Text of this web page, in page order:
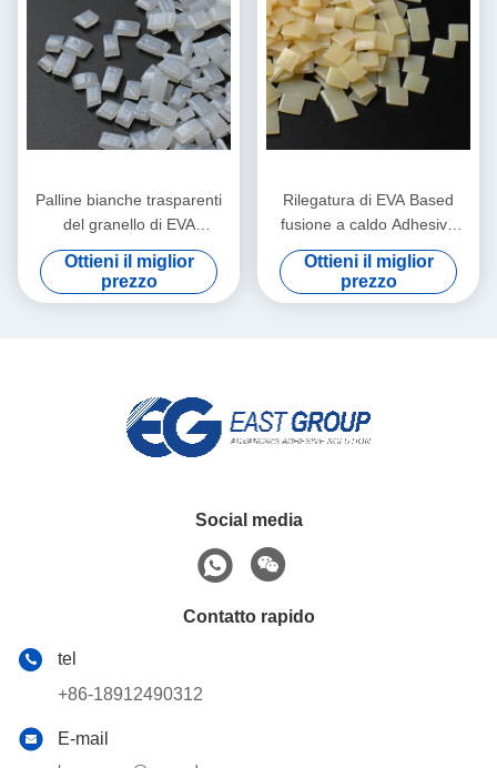
Palline bianche trasparenti
del granello di EVA
Bookbinding fusione a caldo
Adhesive
Ottieni il miglior
prezzo
Rilegatura di EVA Based
fusione a caldo Adhesive
EVA fusione a caldo colla
For del granello
Ottieni il miglior
prezzo
Social media
Contatto rapido
tel
+86-18912490312
E-mail